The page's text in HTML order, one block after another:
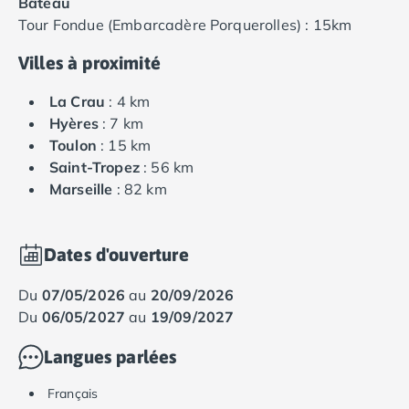
Camping en bord de mer Calvados
Camping en bord de mer Espagne
Camping en bord de mer Gironde
Camping en bord de mer Italie
Camping en bord de mer Les Landes
Camping en bord de mer Portugal
Camping en bord de mer Sardaigne
Camping Les Alpes
Camping Méditerranée
Camping Sud Ouest
Offres spéciales
Bons plans du moment
Avantages & autres promotions
Programme de fidélité
Tour Fondue (Embarcadère Porquerolles) : 15km
Villes à proximité
La Crau : 4 km
Hyères: 7 km
Toulon : 15 km
Saint-Tropez: 56 km
Marseille : 82 km
Dates d'ouverture
du 07/05/2026 au 20/09/2026
du 06/05/2027 au 19/09/2027
Langues parlées
Français